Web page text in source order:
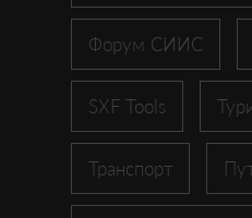
Форум СИИС
SXF Tools
Транспорт